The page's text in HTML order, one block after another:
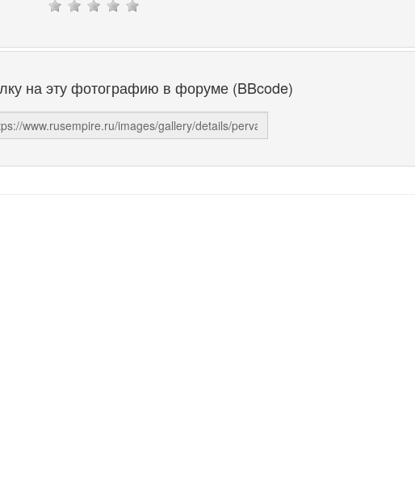
на эту фотографию в форуме (BBcode)